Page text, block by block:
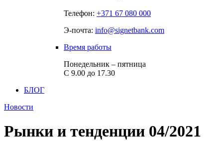
Телефон: +371 67 080 000
Э-почта: info@signetbank.com
Время работы
Понедельник – пятница
С 9.00 до 17.30
БЛОГ
Новости
Рынки и тенденции 04/2021